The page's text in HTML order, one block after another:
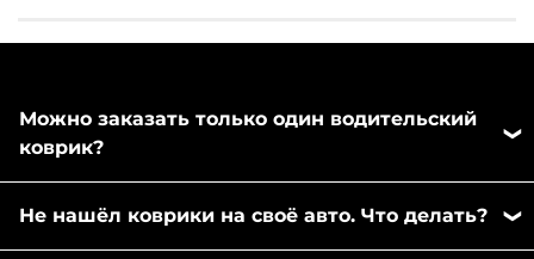
Можно заказать только один водительский
коврик?
комплекта. Напишите пожалуйста в любой
удобный вам мессенджер: MAX или Телеграм,
Не нашёл коврики на своё авто. Что делать?